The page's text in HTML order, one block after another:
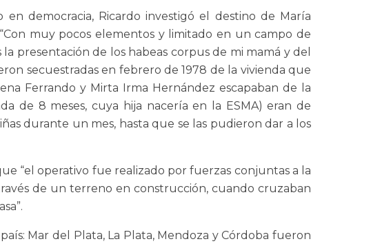
democracia, Ricardo investigó el destino de María
muy pocos elementos y limitado en un campo de
presentación de los habeas corpus de mi mamá y del
secuestradas en febrero de 1978 de la vivienda que
Ferrando y Mirta Irma Hernández escapaban de la
de 8 meses, cuya hija nacería en la ESMA) eran de
durante un mes, hasta que se las pudieron dar a los
“el operativo fue realizado por fuerzas conjuntas a la
de un terreno en construcción, cuando cruzaban
Mar del Plata, La Plata, Mendoza y Córdoba fueron